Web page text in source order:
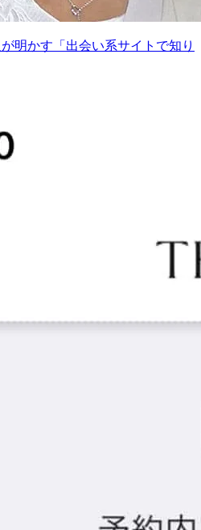
明かす「出会い系サイトで知り